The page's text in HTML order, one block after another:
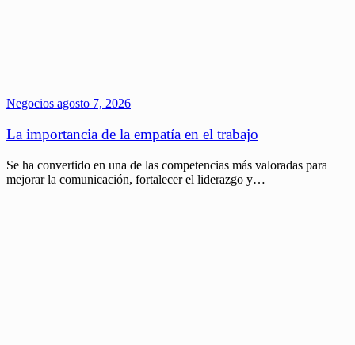
Negocios agosto 7, 2026
La importancia de la empatía en el trabajo
Se ha convertido en una de las competencias más valoradas para
mejorar la comunicación, fortalecer el liderazgo y…